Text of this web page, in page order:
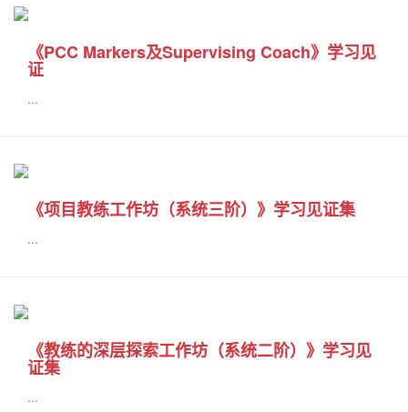
《PCC Markers及Supervising Coach》学习见
证
...
《项目教练工作坊（系统三阶）》学习见证集
...
《教练的深层探索工作坊（系统二阶）》学习见
证集
...